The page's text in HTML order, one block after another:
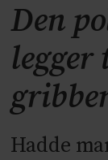
Den
Hadde